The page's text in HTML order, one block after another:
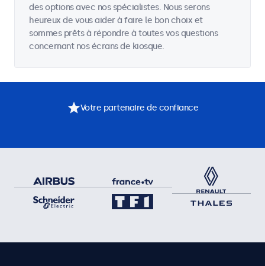
des options avec nos spécialistes. Nous serons
heureux de vous aider à faire le bon choix et
sommes prêts à répondre à toutes vos questions
concernant nos écrans de kiosque.
Votre partenaire de confiance